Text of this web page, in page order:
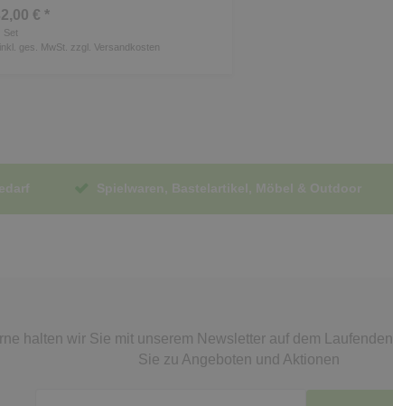
€ *
Set
inkl. ges. MwSt. zzgl. Versandkosten
Spielwaren, Bastelartikel, Möbel & Outdoor
halten wir Sie mit unserem Newsletter auf dem Laufenden
Sie zu Angeboten und Aktionen